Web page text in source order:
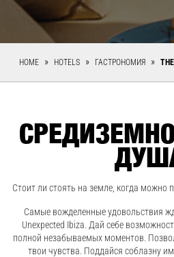
HOME HOTELS ГАСТРОНОМИЯ
Стоит ли стоять на земле, когда можно
Самые вожделенные удовольствия
Unexpected Ibiza. Дай себе
полной незабываемых моментов.
твои чувства. Поддайся соблазну